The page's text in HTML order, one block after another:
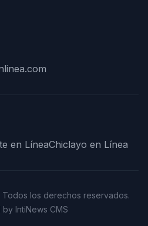
en LíneaChiclayo en Línea
los derechos reservados.
IntiNews CMS